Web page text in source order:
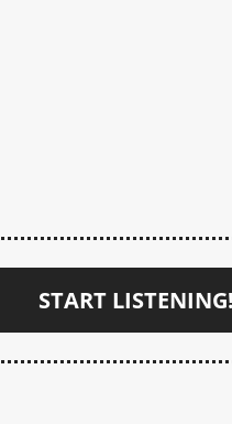
START LISTENING!